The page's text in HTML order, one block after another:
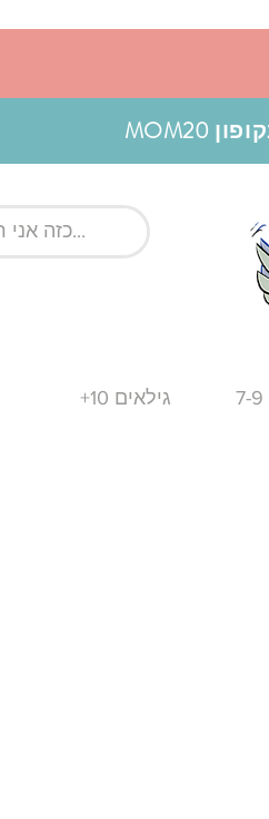
גילאים 10+